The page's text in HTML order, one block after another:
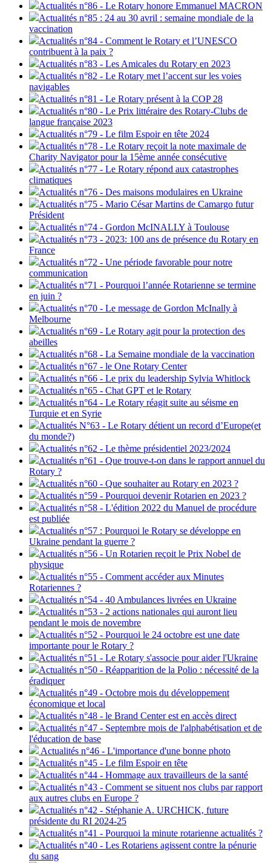
Actualités n°86 - Le Rotary honore Emmanuel MACRON
Actualités n°85 : 24 au 30 avril : semaine mondiale de la
vaccination
Actualités n°84 - Comment le Rotary et l’UNESCO
contribuent à la paix ?
Actualités n°83 - Les Amicales du Rotary en 2023
Actualités n°82 - Le Rotary met l’accent sur les voies
navigables
Actualités n°81 - Le Rotary présent à la COP 28
Actualités n°80 - Le Prix littéraire des Rotary-Clubs de
langue française 2023
Actualités n°79 - Le film Espoir en tête 2024
Actualités n°78 - Le Rotary reçoit la note maximale de
Charity Navigator pour la 15ème année consécutive
Actualités n°77 - Le Rotary répond aux catastrophes
climatiques
Actualités n°76 - Des maisons modulaires en Ukraine
Actualités n°75 - Mario César Martins de Camargo futur
Président
Actualités n°74 - Gordon McINALLY à Toulouse
Actualités n°73 - 2023: 100 ans de présence du Rotary en
France
Actualités n°72 - Une période favorable pour notre
communication
Actualités n°71 - Pourquoi l’année Rotarienne se termine
en juin ?
Actualités n°70 - Le message de Gordon McInally à
Melbourne
Actualités n°69 - Le Rotary agit pour la protection des
abeilles
Actualités n°68 - La Semaine mondiale de la vaccination
Actualités n°67 - le One Rotary Center
Actualités n°66 - Le prix du leadership Sylvia Whitlock
Actualités n°65 - Chat GPT et le Rotary
Actualités n°64 - Le Rotary réagit suite au séisme en
Turquie et en Syrie
Actualités N°63 - Le Rotary détient un record d’Europe(et
du monde?)
Actualités n°62 - Le thème présidentiel 2023/2024
Actualités n°61 - Que trouve-t-on dans le rapport annuel du
Rotary ?
Actualités n°60 - Que souhaiter au Rotary en 2023 ?
Actualités n°59 - Pourquoi devenir Rotarien en 2023 ?
Actualités n°58 - L'édition 2022 du Manuel de procédure
est publiée
Actualités n°57 : Pourquoi le Rotary se développe en
Ukraine pendant la guerre ?
Actualités n°56 - Un Rotarien reçoit le Prix Nobel de
physique
Actualités n°55 - Comment accéder aux Minutes
Rotariennes ?
Actualités n°54 - 40 Ambulances livrées en Ukraine
Actualités n°53 - 2 actions nationales qui auront lieu
pendant le mois de novembre
Actualités n°52 - Pourquoi le 24 octobre est une date
importante pour le Rotary ?
Actualités n°51 - Le Rotary s'associe pour aider l'Ukraine
Actualités n°50 - Réapparition de la Polio : nécessité de la
éradiquer
Actualités n°49 - Octobre mois du développement
économique et local
Actualités n°48 - le Brand Center est en accès direct
Actualités n°47 - Septembre mois de l'alphabétisation et de
l'éducation de base
Actualités n°46 - L'importance d'une bonne photo
Actualités n°45 - Le film Espoir en tête
Actualités n°44 - Hommage aux travailleurs de la santé
Actualités n°43 - Comment se situent nos clubs par rapport
aux autres clubs en Europe ?
Actualités n°42 - Stéphanie A. URCHICK, future
présidente du RI 2024-25
Actualités n°41 - Pourquoi la minute rotarienne actualités ?
Actualités n°40 - Les Rotariens agissent contre la pénurie
du sang